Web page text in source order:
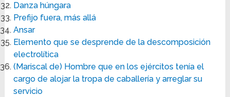
Danza húngara
Prefijo fuera, más allá
Ansar
Elemento que se desprende de la descomposición
electrolítica
(Mariscal de) Hombre que en los ejércitos tenía el
cargo de alojar la tropa de caballería y arreglar su
servicio